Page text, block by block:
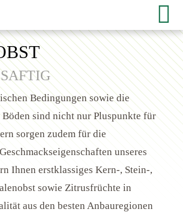
Bedingungen sowie die
sind nicht nur Pluspunkte für
sorgen zudem für die
unseres
Ihnen erstklassiges Kern-, Stein-,
sowie Zitrusfrüchte in
aus den besten Anbauregionen